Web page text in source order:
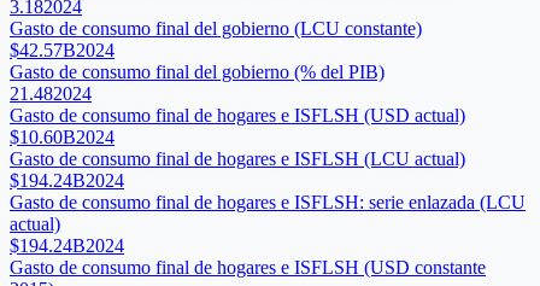
3.182024
Gasto de consumo final del gobierno (LCU constante)
$42.57B2024
Gasto de consumo final del gobierno (% del PIB)
21.482024
Gasto de consumo final de hogares e ISFLSH (USD actual)
$10.60B2024
Gasto de consumo final de hogares e ISFLSH (LCU actual)
$194.24B2024
Gasto de consumo final de hogares e ISFLSH: serie enlazada (LCU
actual)
$194.24B2024
Gasto de consumo final de hogares e ISFLSH (USD constante